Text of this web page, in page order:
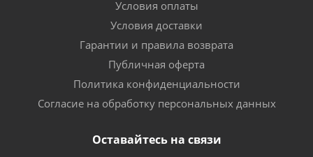
Условия оплаты
Условия доставки
Гарантии и правила возврата
Публичная оферта
Политика конфиденциальности
Согласие на обработку персональных данных
Оставайтесь на связи